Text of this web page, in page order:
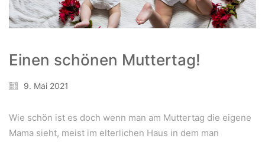
Einen schönen Muttertag!
9. Mai 2021
Wie schön ist es doch wenn man am Muttertag die eigene
Mama sieht, meist im elterlichen Haus in dem man